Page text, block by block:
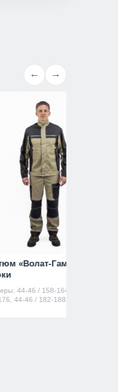
«Волат-Гамма»
44-46 / 158-164, 44-46 /
44-46 / 182-188, ...